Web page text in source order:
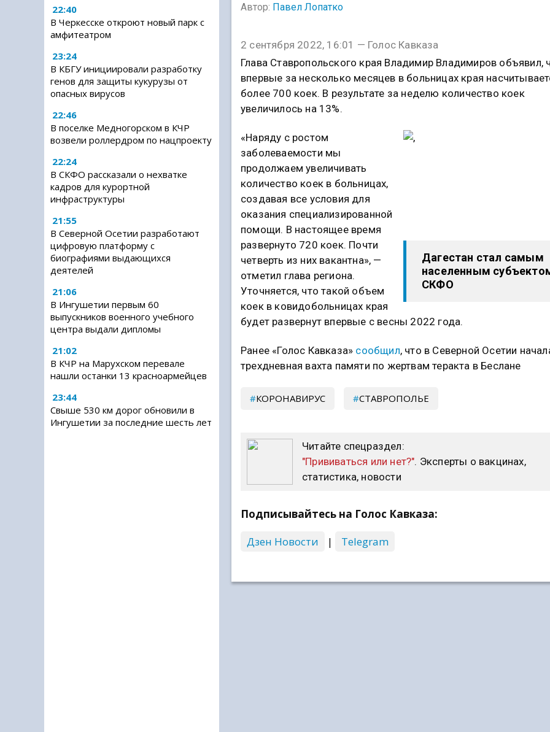
22:40
В Черкесске откроют новый парк с
амфитеатром
23:24
В КБГУ инициировали разработку
генов для защиты кукурузы от
опасных вирусов
22:46
В поселке Медногорском в КЧР
возвели роллердром по нацпроекту
22:24
В СКФО рассказали о нехватке
кадров для курортной
инфраструктуры
21:55
В Северной Осетии разработают
цифровую платформу с
биографиями выдающихся
деятелей
21:06
В Ингушетии первым 60
выпускников военного учебного
центра выдали дипломы
21:02
В КЧР на Марухском перевале
нашли останки 13 красноармейцев
23:44
Свыше 530 км дорог обновили в
Ингушетии за последние шесть лет
Автор: Павел Лопатко
2 сентября 2022, 16:01 — Голос Кавказа
Глава Ставропольского края Владимир Владимиров объявил,
впервые за несколько месяцев в больницах края
более 700 коек. В результате за неделю количество коек
увеличилось на 13%.
Дагестан стал самым
населенным
СКФО
«Наряду с ростом
заболеваемости мы
продолжаем увеличивать
количество коек в больницах,
создавая все условия для
оказания специализированной
помощи. В настоящее время
развернуто 720 коек. Почти
четверть из них вакантна», —
отметил глава региона.
Уточняется, что такой объем
коек в ковидобольницах края
будет развернут впервые с весны 2022 года.
Ранее «Голос Кавказа» сообщил, что в Северной Осетии
трехдневная вахта памяти по жертвам теракта в Беслане
КОРОНАВИРУС СТАВРОПОЛЬЕ
Читайте спецраздел:
"Прививаться или нет?". Эксперты о вакцинах,
статистика, новости
Подписывайтесь на Голос Кавказа:
Дзен Новости
| Telegram